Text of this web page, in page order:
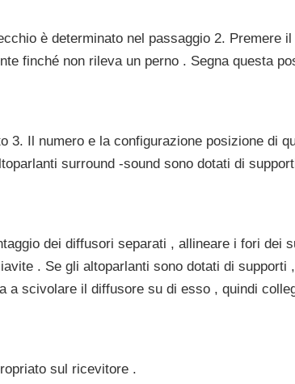
è determinato nel passaggio 2. Premere il
finché non rileva un perno . Segna questa
3. Il numero e la configurazione posizione di
surround -sound sono dotati di
dei diffusori separati , allineare i fori dei
. Se gli altoparlanti sono dotati di supporti
a scivolare il diffusore su di esso , quindi
sul ricevitore .